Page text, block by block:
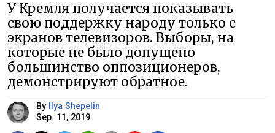
У Кремля получается показывать
свою поддержку народу только с
экранов телевизоров. Выборы, на
которые не было допущено
большинство оппозиционеров,
демонстрируют обратное.
By
Ilya Shepelin
Sep. 11, 2019